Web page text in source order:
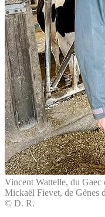
Vincent Wattelle, du Gaec
Mickaël Fievet, de Gènes
© D. R.